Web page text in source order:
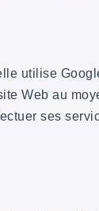
utilise
Web au
ses